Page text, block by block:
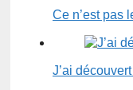
Ce n’est pas
J’ai